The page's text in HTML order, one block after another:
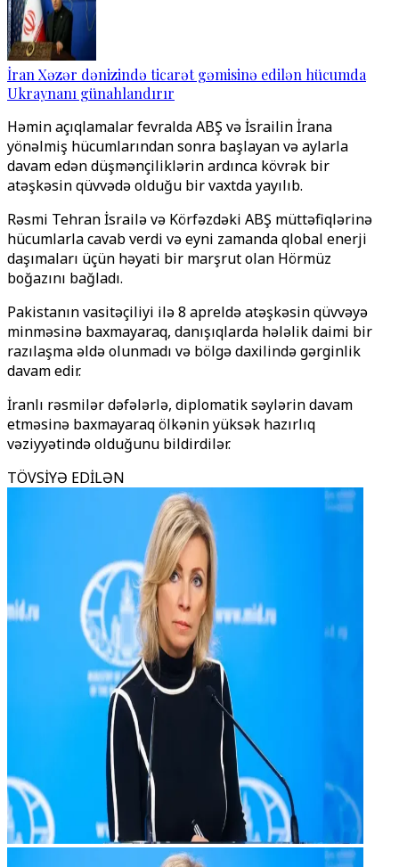
İran Xəzər dənizində ticarət gəmisinə edilən hücumda
Ukraynanı günahlandırır
Həmin açıqlamalar fevralda ABŞ və İsrailin İrana
yönəlmiş hücumlarından sonra başlayan və aylarla
davam edən düşmənçiliklərin ardınca kövrək bir
atəşkəsin qüvvədə olduğu bir vaxtda yayılıb.
Rəsmi Tehran İsrailə və Körfəzdəki ABŞ müttəfiqlərinə
hücumlarla cavab verdi və eyni zamanda qlobal enerji
daşımaları üçün həyati bir marşrut olan Hörmüz
boğazını bağladı.
Pakistanın vasitəçiliyi ilə 8 apreldə atəşkəsin qüvvəyə
minməsinə baxmayaraq, danışıqlarda hələlik daimi bir
razılaşma əldə olunmadı və bölgə daxilində gərginlik
davam edir.
İranlı rəsmilər dəfələrlə, diplomatik səylərin davam
etməsinə baxmayaraq ölkənin yüksək hazırlıq
vəziyyətində olduğunu bildirdilər.
TÖVSİYƏ EDİLƏN